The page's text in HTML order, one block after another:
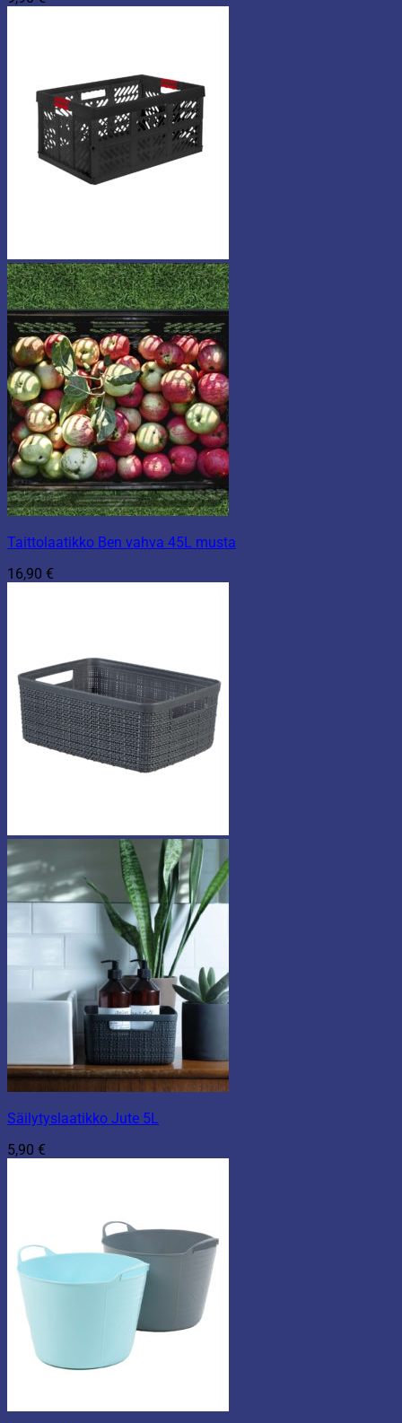
Taittolaatikko Ben vahva 45L musta
16,90 €
Säilytyslaatikko Jute 5L
5,90 €